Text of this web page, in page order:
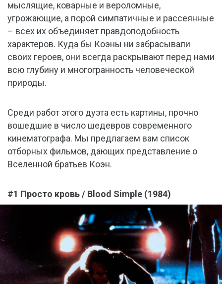
мыслящие, коварные и вероломные,
угрожающие, а порой симпатичные и рассеянные
– всех их объединяет правдоподобность
характеров. Куда бы Коэны ни забрасывали
своих героев, они всегда раскрывают перед нами
всю глубину и многогранность человеческой
природы.
Среди работ этого дуэта есть картины, прочно
вошедшие в число шедевров современного
кинематографа. Мы предлагаем вам список
отборных фильмов, дающих представление о
Вселенной братьев Коэн.
#1 Просто кровь / Blood Simple (1984)